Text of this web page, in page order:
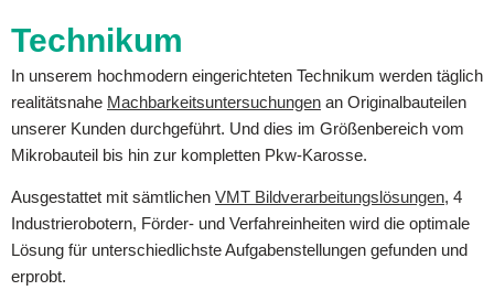
Technikum
In unserem hochmodern eingerichteten Technikum werden täglich
realitätsnahe Machbarkeitsuntersuchungen an Originalbauteilen
unserer Kunden durchgeführt. Und dies im Größenbereich vom
Mikrobauteil bis hin zur kompletten Pkw-Karosse.
Ausgestattet mit sämtlichen VMT Bildverarbeitungslösungen, 4
Industrierobotern, Förder- und Verfahreinheiten wird die optimale
Lösung für unterschiedlichste Aufgabenstellungen gefunden und
erprobt.